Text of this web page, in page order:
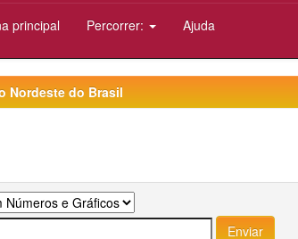
principal Percorrer: Ajuda
Nordeste do Brasil